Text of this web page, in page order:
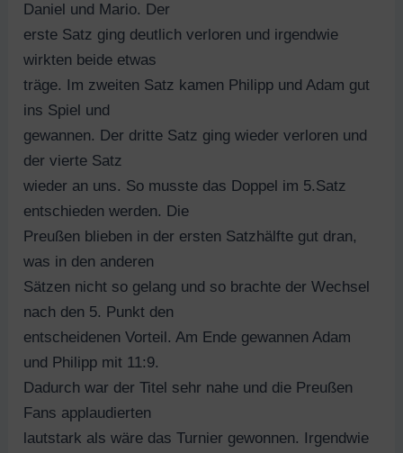
Daniel und Mario. Der
erste Satz ging deutlich verloren und irgendwie
wirkten beide etwas
träge. Im zweiten Satz kamen Philipp und Adam gut
ins Spiel und
gewannen. Der dritte Satz ging wieder verloren und
der vierte Satz
wieder an uns. So musste das Doppel im 5.Satz
entschieden werden. Die
Preußen blieben in der ersten Satzhälfte gut dran,
was in den anderen
Sätzen nicht so gelang und so brachte der Wechsel
nach den 5. Punkt den
entscheidenen Vorteil. Am Ende gewannen Adam
und Philipp mit 11:9.
Dadurch war der Titel sehr nahe und die Preußen
Fans applaudierten
lautstark als wäre das Turnier gewonnen. Irgendwie